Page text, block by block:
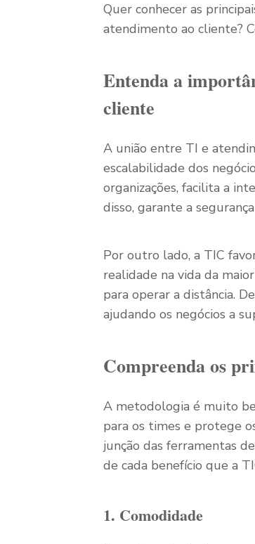
Quer conhecer as
atendimento ao cliente?
Entenda a
cliente
A união entre TI e
escalabilidade dos
organizações, facilita a
disso, garante a
Por outro lado, a TIC
realidade na vida da
para operar a distância.
ajudando os negócios a
Compreenda os
A metodologia é muito
para os times e protege
junção das ferramentas
de cada benefício que a
1. Comodidade